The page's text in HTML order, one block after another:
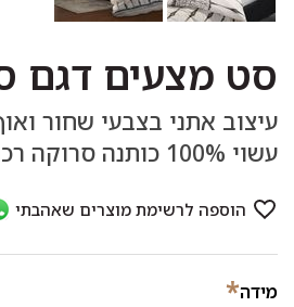
סט מצעים דגם
עיצוב אתני בצבעי שחור
עשוי 100% כותנה סרוקה רכה ונעימה.
מידה*